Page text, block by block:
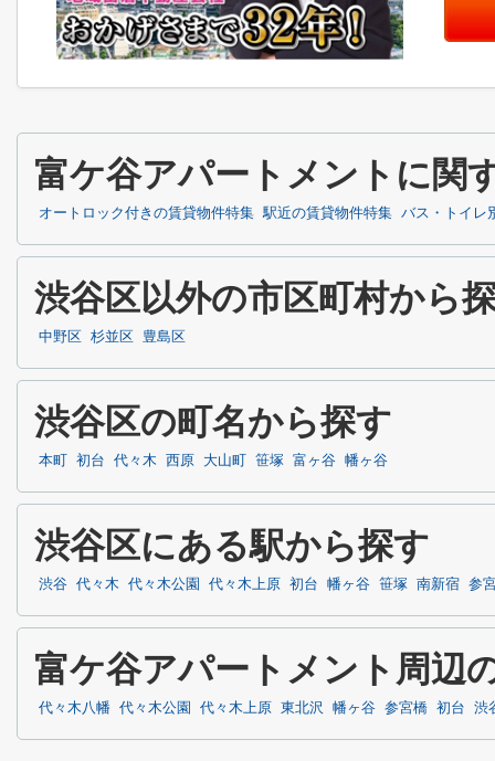
富ケ谷アパートメントに関
オートロック付きの賃貸物件特集 駅近の賃貸物件特集 バス・トイレ
渋谷区以外の市区町村から
中野区 杉並区 豊島区
渋谷区の町名から探す
本町 初台 代々木 西原 大山町 笹塚 富ヶ谷 幡ヶ谷
渋谷区にある駅から探す
渋谷 代々木 代々木公園 代々木上原 初台 幡ヶ谷 笹塚 南新宿 参
富ケ谷アパートメント周辺
代々木八幡 代々木公園 代々木上原 東北沢 幡ヶ谷 参宮橋 初台 渋